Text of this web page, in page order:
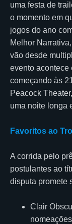
uma festa de
o momento em
jogos do ano
Melhor
vão desde
evento acontece
começando às
Peacock
uma noite longa
Favoritos ao
A corrida pelo
postulantes ao
disputa promete
Clair